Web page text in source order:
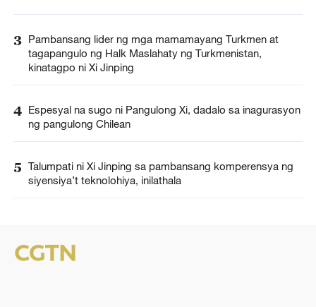
3 Pambansang lider ng mga mamamayang Turkmen at
tagapangulo ng Halk Maslahaty ng Turkmenistan,
kinatagpo ni Xi Jinping
4 Espesyal na sugo ni Pangulong Xi, dadalo sa inagurasyon
ng pangulong Chilean
5 Talumpati ni Xi Jinping sa pambansang komperensya ng
siyensiya’t teknolohiya, inilathala